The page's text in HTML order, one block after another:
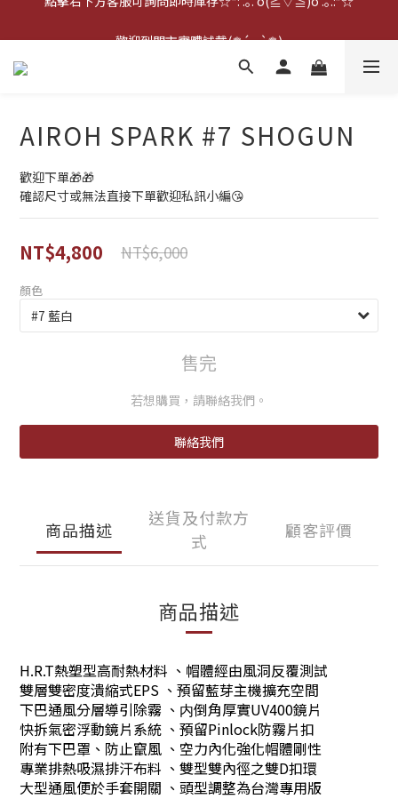
歡迎到門市實體試戴(❁´◡`❁)
雨衣盲盒現正開跑╰(*°▽°*)╯
AIROH SPARK #7 SHOGUN
歡迎下單🎁🎁
確認尺寸或無法直接下單歡迎私訊小編😘
NT$4,800 NT$6,000
顏色
售完
若想購買，請聯絡我們。
聯絡我們
商品描述
送貨及付款方
式
顧客評價
商品描述
H.R.T熱塑型高耐熱材料 、帽體經由風洞反覆測試
雙層雙密度潰縮式EPS 、預留藍芽主機擴充空間
下巴通風分層導引除霧 、内倒角厚實UV400鏡片
快拆氣密浮動鏡片系統 、預留Pinlock防霧片扣
附有下巴罩、防止竄風 、空力內化強化帽體剛性
專業排熱吸濕排汗布料 、雙型雙內徑之雙D扣環
大型通風便於手套開關 、頭型調整為台灣專用版